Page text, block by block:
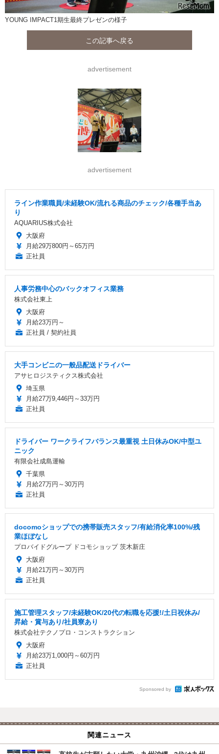
YOUNG IMPACT1期生最終プレゼンの様子
この記事へ戻る
advertisement
advertisement
ライン作業職員/未経験OK/流れる商品のチェック/各種手当あ
り
AQUARIUS株式会社
大阪府
月給29万800円～65万円
正社員
人事労務中心のバックオフィス業務
株式会社東上
大阪府
月給23万円～
正社員 / 契約社員
大手コンビニの一般品配送ドライバー
アサヒロジスティクス株式会社
埼玉県
月給27万9,446円～33万円
正社員
ドライバー ワークライフバランス最重視 土日休みOK/中型ユ
ニック
有限会社成島運輸
千葉県
月給27万円～30万円
正社員
docomoショップでの携帯販売スタッフ/有給消化率100%/残
業ほぼなし
プロバイドグループ ドコモショップ 茨木新庄
大阪府
月給21万円～30万円
正社員
施工管理スタッフ/未経験OK/20代の転職を応援!/土日祝休み/
昇給・賞与あり/社員寮あり
株式会社テクノプロ・コンストラクション
大阪府
月給23万1,000円～60万円
正社員
Sponsored by
関連ニュース